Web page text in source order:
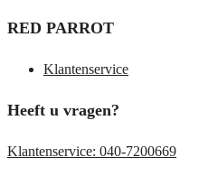
RED PARROT
Klantenservice
Heeft u vragen?
Klantenservice: 040-7200669